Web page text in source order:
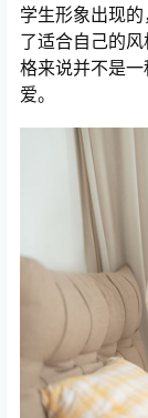
学生形象出现
了适合自己的
格来说并不是
爱。